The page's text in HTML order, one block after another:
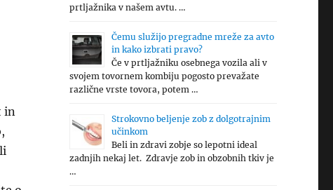
in
prtljažnika v našem avtu. …
Čemu služijo pregradne mreže za avto
in kako izbrati pravo?
Če v prtljažniku osebnega vozila ali v
svojem tovornem kombiju pogosto prevažate
različne vrste tovora, potem …
Strokovno beljenje zob z dolgotrajnim
učinkom
Beli in zdravi zobje so lepotni ideal
zadnjih nekaj let. Zdravje zob in obzobnih tkiv je
…